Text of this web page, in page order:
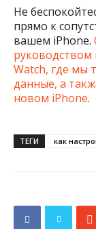
Не
прямо к
вашем iPhone.
Watch, где мы
данные, а
новом iPhone.
ТЕГИ как